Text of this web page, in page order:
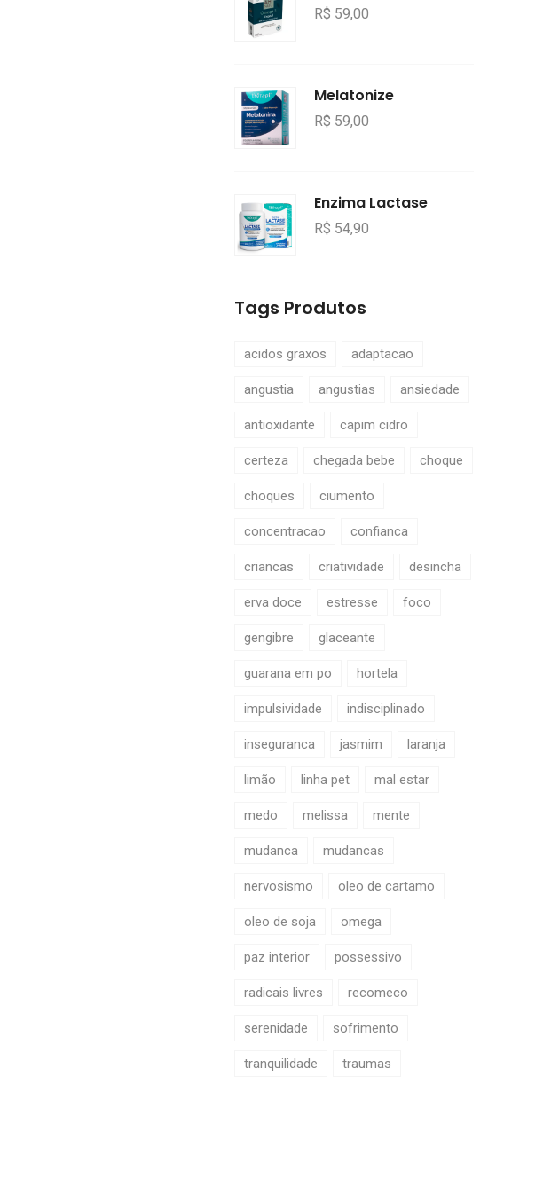
R$ 59,00
Melatonize
R$ 59,00
Enzima Lactase
R$ 54,90
Tags Produtos
acidos graxos adaptacao
angustia angustias ansiedade
antioxidante capim cidro
certeza chegada bebe choque
choques ciumento
concentracao confianca
criancas criatividade desincha
erva doce estresse foco
gengibre glaceante
guarana em po hortela
impulsividade indisciplinado
inseguranca jasmim laranja
limão linha pet mal estar
medo melissa mente
mudanca mudancas
nervosismo oleo de cartamo
oleo de soja omega
paz interior possessivo
radicais livres recomeco
serenidade sofrimento
tranquilidade traumas